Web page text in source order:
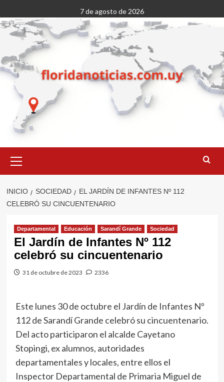
al
contenido
7 de agosto de 2026
primario
INICIO SOCIEDAD
EL JARDÍN DE INFANTES Nº 112
CELEBRÓ SU CINCUENTENARIO
Departamental Educación Sarandí Grande Sociedad
El Jardín de Infantes Nº 112
celebró su cincuentenario
31 de octubre de 2023 2336
Este lunes 30 de octubre el Jardín de Infantes Nº
112 de Sarandí Grande celebró su cincuentenario.
Del acto participaron el alcalde Cayetano
Stopingi, ex alumnos, autoridades
departamentales y locales, entre ellos el
Inspector Departamental de Primaria Miguel de